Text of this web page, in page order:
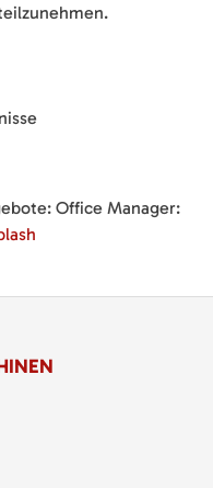
Office Manager: